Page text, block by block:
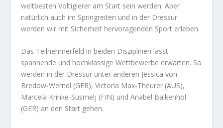
weltbesten Voltigierer am Start sein werden. Aber
natürlich auch im Springreiten und in der Dressur
werden wir mit Sicherheit hervoragenden Sport erleben.
Das Teilnehmerfeld in beiden Disziplinen lässt
spannende und hochklassige Wettbewerbe erwarten. So
werden in der Dressur unter anderen Jessica von
Bredow-Werndl (GER), Victoria Max-Theurer (AUS),
Marcela Krinke-Susmelj (FIN) und Anabel Balkenhol
(GER) an den Start gehen.